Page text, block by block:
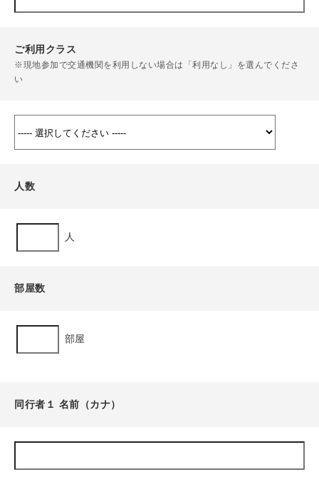
ご利用クラス
※現地参加で交通機関を利用しない場合は「利用なし」を選んでくださ
い
人数
人
部屋数
部屋
同行者１ 名前（カナ）